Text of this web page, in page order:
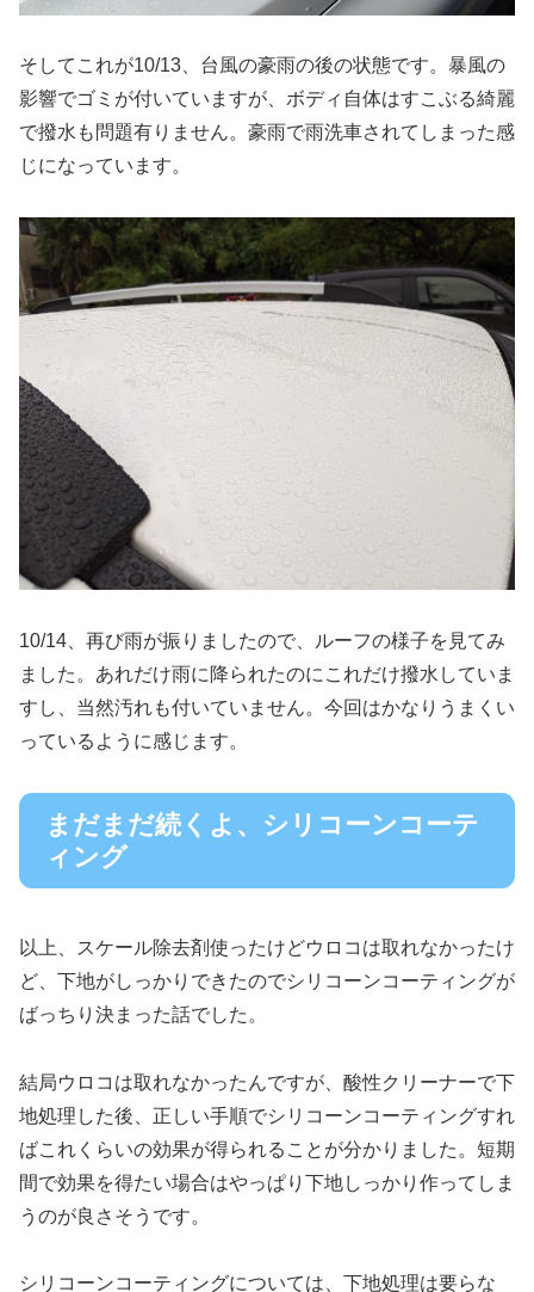
そしてこれが10/13、台風の豪雨の後の状態です。暴風の
影響でゴミが付いていますが、ボディ自体はすこぶる綺麗
で撥水も問題有りません。豪雨で雨洗車されてしまった感
じになっています。
10/14、再び雨が振りましたので、ルーフの様子を見てみ
ました。あれだけ雨に降られたのにこれだけ撥水していま
すし、当然汚れも付いていません。今回はかなりうまくい
っているように感じます。
まだまだ続くよ、シリコーンコーテ
ィング
以上、スケール除去剤使ったけどウロコは取れなかったけ
ど、下地がしっかりできたのでシリコーンコーティングが
ばっちり決まった話でした。
結局ウロコは取れなかったんですが、酸性クリーナーで下
地処理した後、正しい手順でシリコーンコーティングすれ
ばこれくらいの効果が得られることが分かりました。短期
間で効果を得たい場合はやっぱり下地しっかり作ってしま
うのが良さそうです。
シリコーンコーティングについては、下地処理は要らな